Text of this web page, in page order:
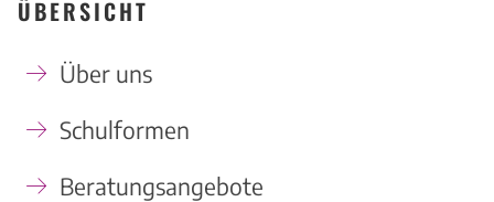
ÜBERSICHT
Über uns
Schulformen
Beratungsangebote